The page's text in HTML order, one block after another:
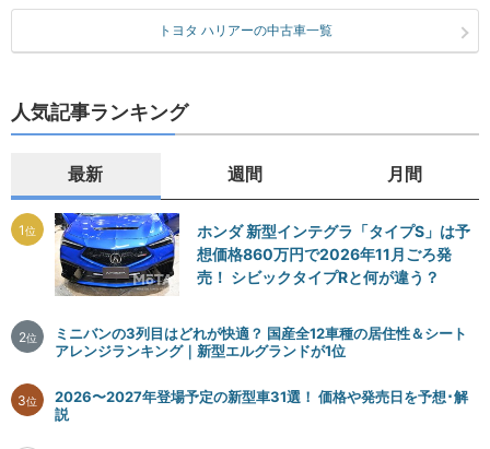
トヨタ ハリアーの中古車一覧
人気記事ランキング
最新 週間 月間
1位
ホンダ 新型インテグラ「タイプS」は予
想価格860万円で2026年11月ごろ発
売！ シビックタイプRと何が違う？
2位
ミニバンの3列目はどれが快適？ 国産全12車種の居住性＆シート
アレンジランキング｜新型エルグランドが1位
3位
2026〜2027年登場予定の新型車31選！ 価格や発売日を予想･解
説